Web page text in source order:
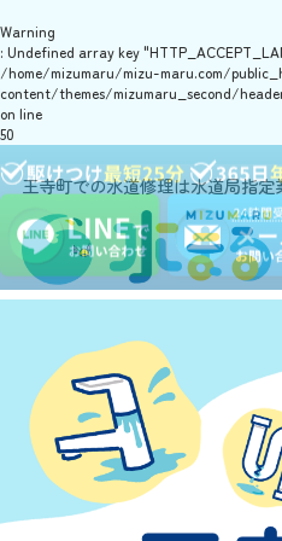
Warning
: Undefined array key
/home/mizumaru/mizu-maru.com/
content/themes/mizumaru_second/
on line
50
王寺町での水道修理は水道局指定